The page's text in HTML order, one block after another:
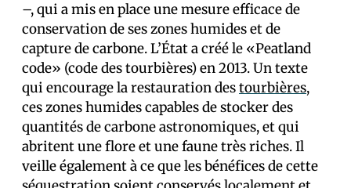
–, qui a mis en place une mesure efficace de
conservation de ses zones humides et de
capture de carbone. L’État a créé le «Peatland
code» (code des tourbières) en 2013. Un texte
qui encourage la restauration destourbières,
ces zones humides capables de stocker des
quantités de carbone astronomiques, et qui
abritent une flore et une faune très riches. Il
veille également à ce que les bénéfices de cette